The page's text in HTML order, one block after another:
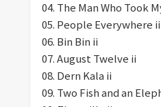
04. The Man Who Took
05. People Everywhere ii
06. Bin Bin ii
07. August Twelve ii
08. Dern Kala ii
09. Two Fish and an